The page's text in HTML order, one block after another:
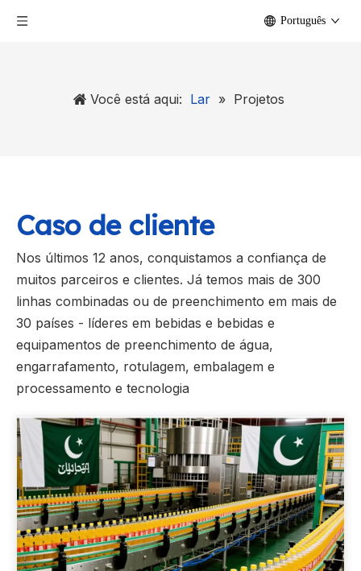
Português
Você está aqui: Lar » Projetos
Caso de cliente
Nos últimos 12 anos, conquistamos a confiança de
muitos parceiros e clientes. Já temos mais de 300
linhas combinadas ou de preenchimento em mais de
30 países - líderes em bebidas e bebidas e
equipamentos de preenchimento de água,
engarrafamento, rotulagem, embalagem e
processamento e tecnologia